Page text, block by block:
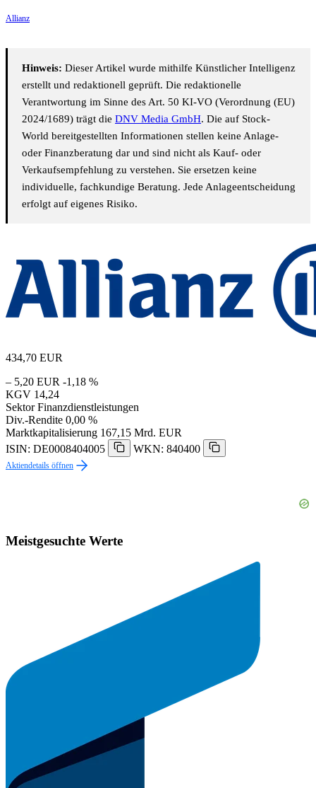
Allianz
Hinweis: Dieser Artikel wurde mithilfe Künstlicher Intelligenz
erstellt und redaktionell geprüft. Die redaktionelle
Verantwortung im Sinne des Art. 50 KI-VO (Verordnung (EU)
2024/1689) trägt die DNV Media GmbH. Die auf Stock-
World bereitgestellten Informationen stellen keine Anlage-
oder Finanzberatung dar und sind nicht als Kauf- oder
Verkaufsempfehlung zu verstehen. Sie ersetzen keine
individuelle, fachkundige Beratung. Jede Anlageentscheidung
erfolgt auf eigenes Risiko.
434,70 EUR
– 5,20 EUR -1,18 %
KGV 14,24
Sektor Finanzdienstleistungen
Div.-Rendite 0,00 %
Marktkapitalisierung 167,15 Mrd. EUR
ISIN: DE0008404005
WKN: 840400
Aktiendetails öffnen
Meistgesuchte Werte